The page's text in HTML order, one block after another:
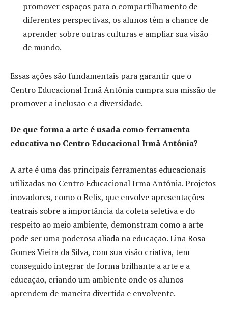
promover espaços para o compartilhamento de
diferentes perspectivas, os alunos têm a chance de
aprender sobre outras culturas e ampliar sua visão
de mundo.
Essas ações são fundamentais para garantir que o
Centro Educacional Irmã Antônia cumpra sua missão de
promover a inclusão e a diversidade.
De que forma a arte é usada como ferramenta
educativa no Centro Educacional Irmã Antônia?
A arte é uma das principais ferramentas educacionais
utilizadas no Centro Educacional Irmã Antônia. Projetos
inovadores, como o Relix, que envolve apresentações
teatrais sobre a importância da coleta seletiva e do
respeito ao meio ambiente, demonstram como a arte
pode ser uma poderosa aliada na educação. Lina Rosa
Gomes Vieira da Silva, com sua visão criativa, tem
conseguido integrar de forma brilhante a arte e a
educação, criando um ambiente onde os alunos
aprendem de maneira divertida e envolvente.